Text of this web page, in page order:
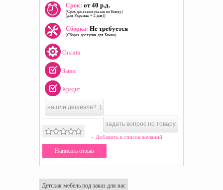
Срок: от 40 р.д.
(Срок доставки указан по Киеву)
(для Украины + 2 дня))
Сборка: Не требуется
(Сборка доступна для Киева)
Оплата
Занос
Кредит
нашли дешевле? :)
задать вопрос по товару
» Добавить в список желаний
Написать отзыв
Детская мебель под заказ для вас